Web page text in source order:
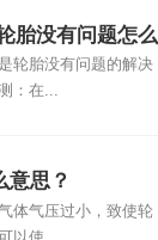
胎没有问题怎么
轮胎没有问题的解决
：在...
意思？
体气压过小，致使轮